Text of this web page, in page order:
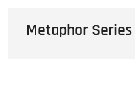
Metaphor